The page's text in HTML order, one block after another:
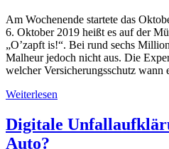
Am Wochenende startete das
6. Oktober 2019 heißt es auf der
„O’zapft is!“. Bei rund sechs
Malheur jedoch nicht aus. Die
welcher Versicherungsschutz wann
Weiterlesen
Digitale
Auto?